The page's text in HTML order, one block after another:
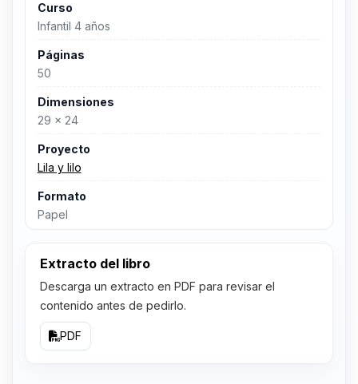
Curso
Infantil 4 años
Páginas
50
Dimensiones
29 x 24
Proyecto
Lila y lilo
Formato
Papel
Extracto del libro
Descarga un extracto en PDF para revisar el
contenido antes de pedirlo.
PDF